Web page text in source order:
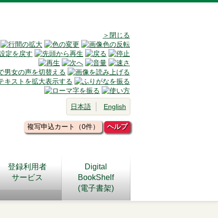
＞閉じる
日本語 English
複写申込カート（0件） ヘルプ
登録利用者
サービス
Digital
BookShelf
(電子書架)